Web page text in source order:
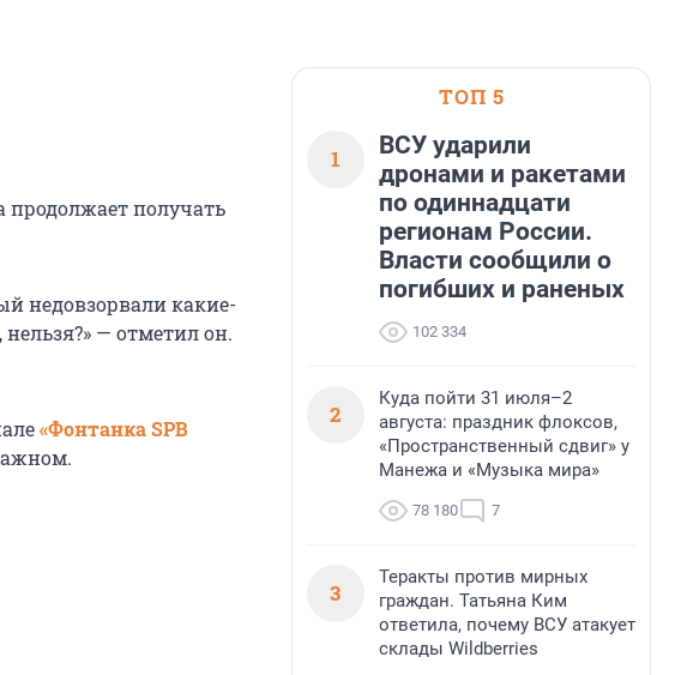
продолжает получать
недовзорвали какие-
— отметил он.
«Фонтанка SPB
ТОП 5
1
ВСУ ударили
дронами и ракетами
по одиннадцати
регионам России.
Власти сообщили о
погибших и раненых
102 334
2
Куда пойти 31 июля–2
августа: праздник флоксов,
«Пространственный сдвиг» у
Манежа и «Музыка мира»
78 180 7
3
Теракты против мирных
граждан. Татьяна Ким
ответила, почему ВСУ атакует
склады Wildberries